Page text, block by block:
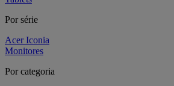
Por série
Acer Iconia
Monitores
Por categoria